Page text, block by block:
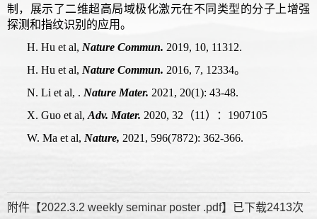
制，展示了二维超高局域极化激元在不同类型的分子上增强
探测和指纹识别的应用。
H. Hu et al, Nature Commun. 2019, 10, 11312.
H. Hu et al, Nature Commun. 2016, 7, 12334。
N. Li et al, . Nature Mater. 2021, 20(1): 43-48.
X. Guo et al, Adv. Mater. 2020, 32（11）：1907105
W. Ma et al, Nature, 2021, 596(7872): 362-366.
附件【2022.3.2 weekly seminar poster .pdf】已下载2413次